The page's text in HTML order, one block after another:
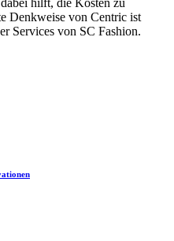
Denkweise von Centric ist
Services von SC Fashion.